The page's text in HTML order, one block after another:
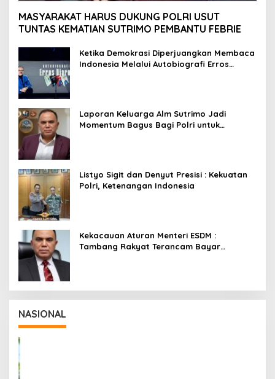
MASYARAKAT HARUS DUKUNG POLRI USUT
TUNTAS KEMATIAN SUTRIMO PEMBANTU FEBRIE
Ketika Demokrasi Diperjuangkan Membaca
Indonesia Melalui Autobiografi Erros
Laporan Keluarga Alm Sutrimo Jadi
Momentum Bagus Bagi Polri untuk
Listyo Sigit dan Denyut Presisi : Kekuatan
Polri, Ketenangan Indonesia
Kekacauan Aturan Menteri ESDM :
Tambang Rakyat Terancam Bayar
NASIONAL